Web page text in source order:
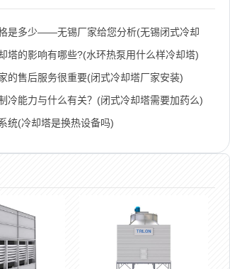
是多少——无锡厂家给您分析(无锡闭式冷却
塔的影响有哪些?(水环热泵用什么样冷却塔)
的售后服务很重要(闭式冷却塔厂家安装)
冷能力与什么有关？(闭式冷却塔需要加药么)
统(冷却塔是换热设备吗)